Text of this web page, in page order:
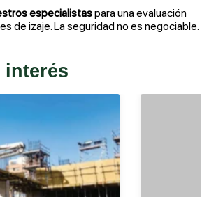
especialistaspara una evaluación
de izaje. La seguridad no es negociable.
interés